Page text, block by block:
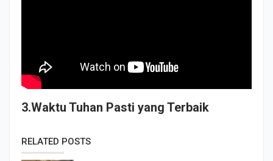
3.Waktu Tuhan Pasti yang Terbaik
RELATED POSTS